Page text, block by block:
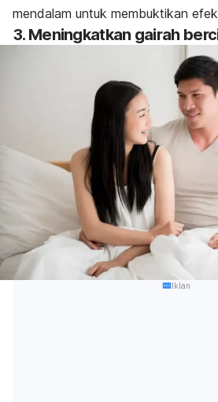
mendalam untuk membuktikan
3. Meningkatkan gairah
Iklan